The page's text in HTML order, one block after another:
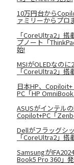
10万円台から
ァミリーからプロ
「CoreUltra2」
プノート「
始!
MSIがOLEDなの
「CoreUltra2」
日本HP、
PC「HP OmniBook
ASUSがインテル
Copilot+PC「
Dellがフラッグシ
「CoreUltra2」搭
Samsungが
Book5 Pro 360」